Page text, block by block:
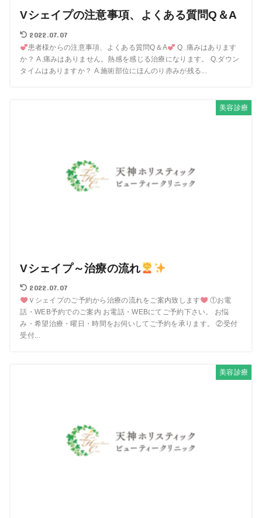
Vシェイプの注意事項、よくある質問Q＆A
2022.07.07
患者様からの注意事項、よくある質問Q＆A
Q .痛みはあります
か？ A.痛みはありません。熱感を感じる治療になります。 Q.ダウン
タイムはありますか？ A.施術部位にほんのり赤みが残る...
美容診療
Vシェイプ～治療の流れ
2022.07.07
Ｖシェイプのご予約から治療の流れをご案内致します
①お電
話・WEB予約でのご案内 お電話・WEBにてご予約下さい。 お悩
み・希望治療・曜日・時間をお伺いしてご予約を承ります。 ②受付
受付...
美容診療